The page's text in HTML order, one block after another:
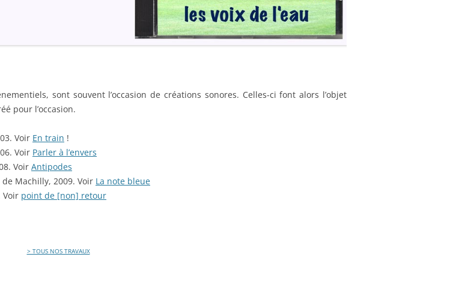
sont souvent l’occasion de créations sonores. Celles-ci font alors l’objet
pour l’occasion.
Voir En train !
Voir Parler à l’envers
Voir Antipodes
Machilly, 2009. Voir La note bleue
Voir point de [non] retour
> TOUS NOS TRAVAUX